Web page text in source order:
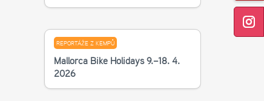
REPORTÁŽE Z KEMPŮ
Mallorca Bike Holidays 9.–18. 4.
2026